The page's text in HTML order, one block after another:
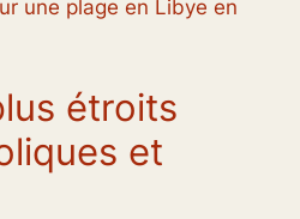
une plage en Libye en
étroits
et